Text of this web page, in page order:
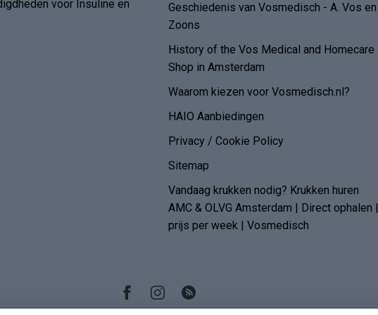
voor Insuline en
Geschiedenis van Vosmedisch - A. Vos en
Zoons
History of the Vos Medical and Homecare
Shop in Amsterdam
Waarom kiezen voor Vosmedisch.nl?
HAIO Aanbiedingen
Privacy / Cookie Policy
Sitemap
Vandaag krukken nodig? Krukken huren
AMC & OLVG Amsterdam | Direct ophalen |
prijs per week | Vosmedisch